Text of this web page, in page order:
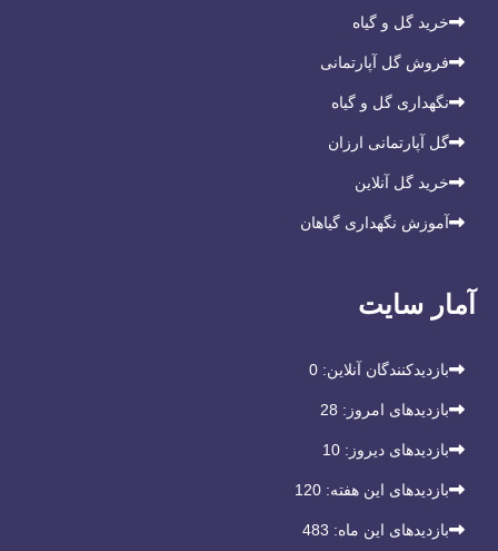
خرید گل و گیاه
فروش گل آپارتمانی
نگهداری گل و گیاه
گل آپارتمانی ارزان
خرید گل آنلاین
آموزش نگهداری گیاهان
آمار سایت
بازدیدکنندگان آنلاین: 0
بازدیدهای امروز: 28
بازدیدهای دیروز: 10
بازدیدهای این هفته: 120
بازدیدهای این ماه: 483